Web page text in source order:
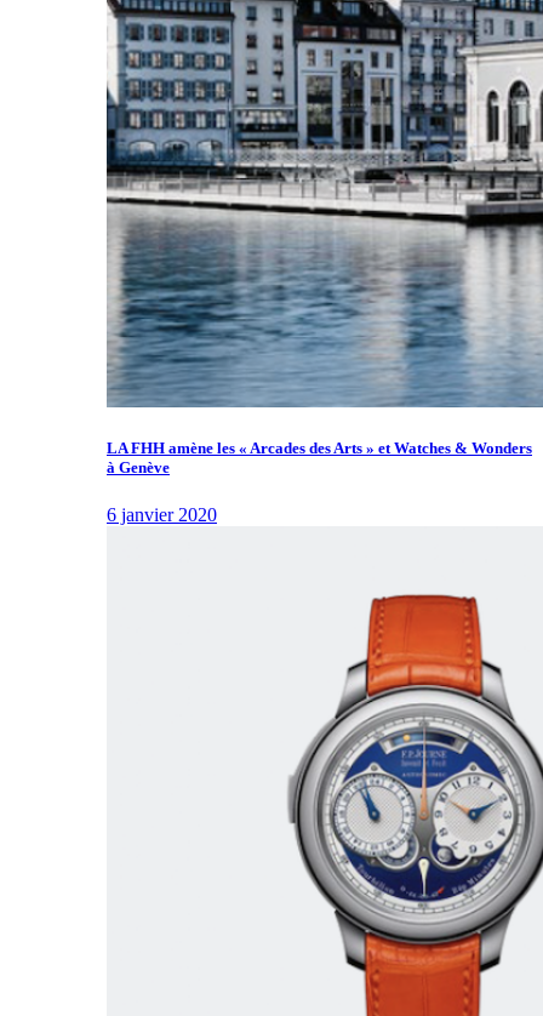
LA FHH amène les « Arcades des Arts » et Watches & Wonders
à Genève
6 janvier 2020